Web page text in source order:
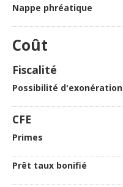
Nappe phréatique
Coût
Fiscalité
Possibilité d'exonération
CFE
Primes
Prêt taux bonifié